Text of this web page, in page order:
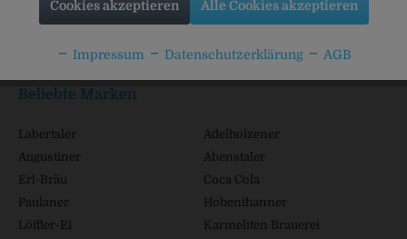
Informationen
Beliebte Marken
Labertaler
Adelholzener
Augustiner
Abenstaler
Erl-Bräu
Coca Cola
Paulaner
Hohenthanner
Löffler-Ei
Karmeliten Brauerei
Cookies akzeptieren Alle Cookies akzeptieren
Impressum Datenschutzerklärung AGB